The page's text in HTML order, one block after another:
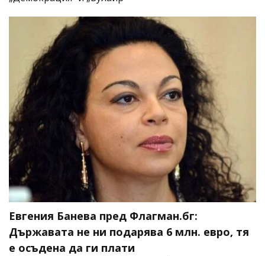
Евгения Банева пред Флагман.бг:
Държавата не ни подарява 6 млн. евро, тя
е осъдена да ги плати